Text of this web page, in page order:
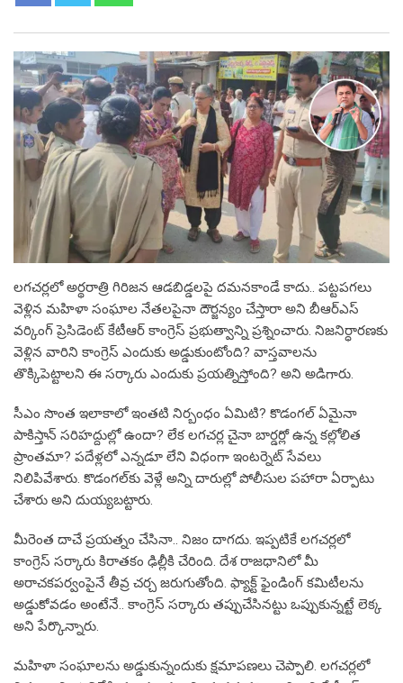
లగచర్లలో అర్థరాత్రి గిరిజన ఆడబిడ్డలపై దమనకాండే కాదు.. పట్టపగలు
వెళ్లిన మహిళా సంఘాల నేతలపైనా దౌర్జన్యం చేస్తారా అని బీఆర్ఎస్
వర్కింగ్ ప్రెసిడెంట్ కేటీఆర్ కాంగ్రెస్ ప్రభుత్వాన్ని ప్రశ్నించారు. నిజనిర్ధారణకు
వెళ్లిన వారిని కాంగ్రెస్ ఎందుకు అడ్డుకుంటోంది? వాస్తవాలను
తొక్కిపెట్టాలని ఈ సర్కారు ఎందుకు ప్రయత్నిస్తోంది? అని అడిగారు.
సీఎం సొంత ఇలాకాలో ఇంతటి నిర్బంధం ఏమిటి? కొడంగల్ ఏమైనా
పాకిస్తాన్ సరిహద్దుల్లో ఉందా? లేక లగచర్ల చైనా బార్డర్లో ఉన్న కల్లోలిత
ప్రాంతమా? పదేళ్లలో ఎన్నడూ లేని విధంగా ఇంటర్నెట్ సేవలు
నిలిపివేశారు. కొడంగల్‌కు వెళ్లే అన్ని దారుల్లో పోలీసుల పహారా ఏర్పాటు
చేశారు అని దుయ్యబట్టారు.
మీరెంత దాచే ప్రయత్నం చేసినా.. నిజం దాగదు. ఇప్పటికే లగచర్లలో
కాంగ్రెస్ సర్కారు కిరాతకం ఢిల్లీకి చేరింది. దేశ రాజధానిలో మీ
అరాచకపర్వంపైనే తీవ్ర చర్చ జరుగుతోంది. ఫ్యాక్ట్ ఫైండింగ్ కమిటీలను
అడ్డుకోవడం అంటేనే.. కాంగ్రెస్ సర్కారు తప్పుచేసినట్టు ఒప్పుకున్నట్టే లెక్క
అని పేర్కొన్నారు.
మహిళా సంఘాలను అడ్డుకున్నందుకు క్షమాపణలు చెప్పాలి. లగచర్లలో